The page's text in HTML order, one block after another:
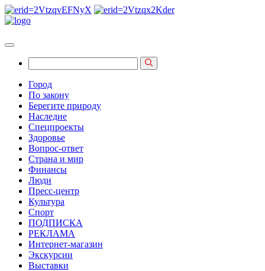
Город
По закону
Берегите природу
Наследие
Спецпроекты
Здоровье
Вопрос-ответ
Страна и мир
Финансы
Люди
Пресс-центр
Культура
Спорт
ПОДПИСКА
РЕКЛАМА
Интернет-магазин
Экскурсии
Выставки